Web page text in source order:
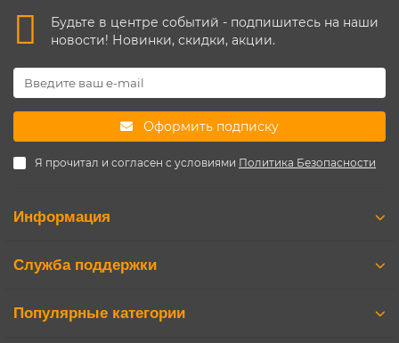
Будьте в центре событий - подпишитесь на наши
новости! Новинки, скидки, акции.
Оформить подписку
Я прочитал и согласен с условиями Политика Безопасности
Информация
Служба поддержки
Популярные категории